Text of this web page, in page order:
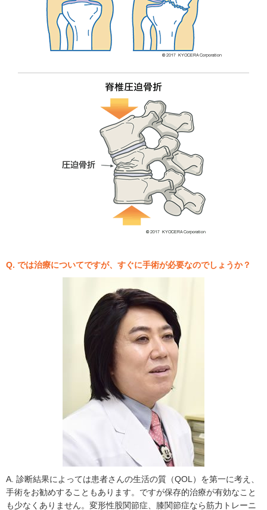
Q. では治療についてですが、すぐに手術が必要なのでしょうか？
A. 診断結果によっては患者さんの生活の質（QOL）を第一に考え、
手術をお勧めすることもあります。ですが保存的治療が有効なこと
も少なくありません。変形性股関節症、膝関節症なら筋力トレーニ